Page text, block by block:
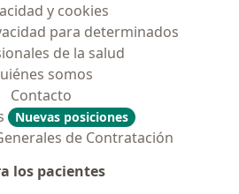
y cookies
para determinados
de la salud
somos
Contacto
Nuevas posiciones
de Contratación
los pacientes